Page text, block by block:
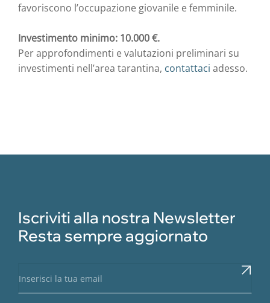
favoriscono l’occupazione giovanile e femminile.
Investimento minimo: 10.000 €.
Per approfondimenti e valutazioni preliminari su
investimenti nell’area tarantina, contattaci adesso.
Iscriviti alla nostra Newsletter
Resta sempre aggiornato